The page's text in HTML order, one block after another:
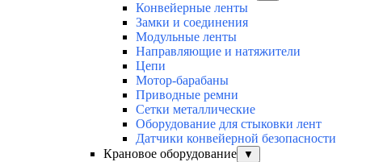
Конвейерные ленты
Замки и соединения
Модульные ленты
Направляющие и натяжители
Цепи
Мотор-барабаны
Приводные ремни
Сетки металлические
Оборудование для стыковки лент
Датчики конвейерной безопасности
Крановое оборудование
▼